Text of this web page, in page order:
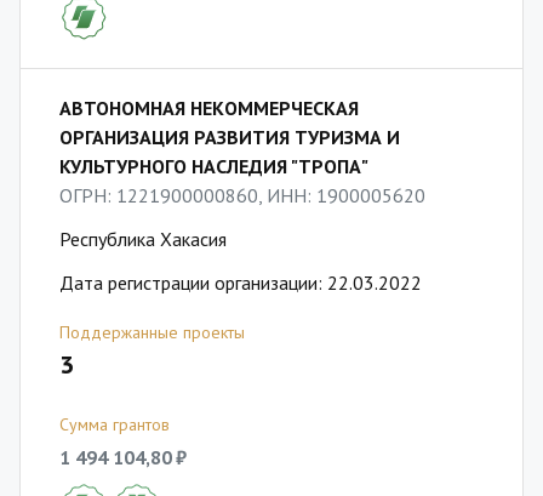
АВТОНОМНАЯ НЕКОММЕРЧЕСКАЯ
ОРГАНИЗАЦИЯ РАЗВИТИЯ ТУРИЗМА И
КУЛЬТУРНОГО НАСЛЕДИЯ "ТРОПА"
ОГРН: 1221900000860, ИНН: 1900005620
Республика Хакасия
Дата регистрации организации: 22.03.2022
Поддержанные проекты
3
Сумма грантов
1 494 104,80 ₽